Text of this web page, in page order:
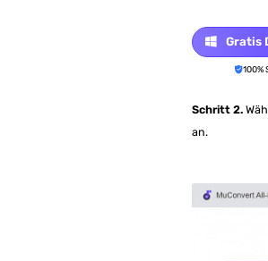
Gratis
100%
Schritt 2.
an.